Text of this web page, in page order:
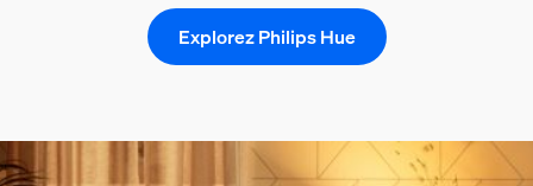
Explorez Philips Hue